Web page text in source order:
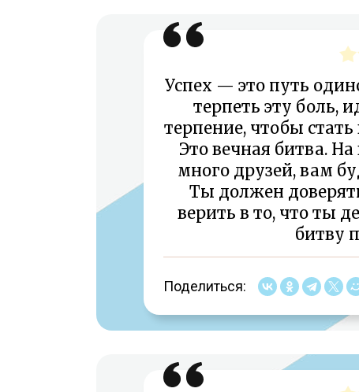
Успех — это путь
терпеть эту боль,
терпение, чтобы
Это вечная битва.
много друзей, вам
Ты должен
верить в то, что ты
битву
Поделиться: